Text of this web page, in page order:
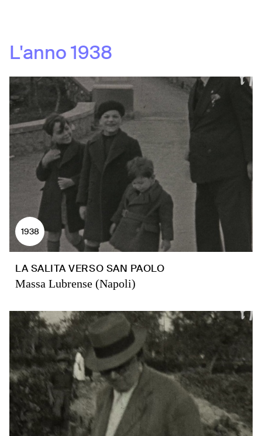
L'anno1938
1938
LA SALITA VERSO SAN PAOLO
Massa Lubrense (Napoli)